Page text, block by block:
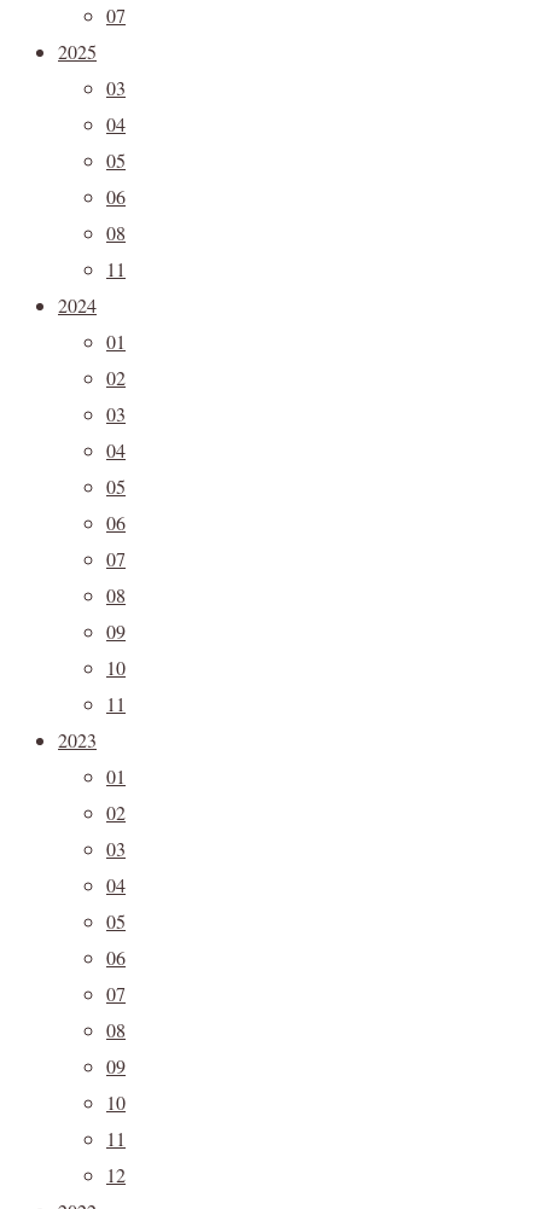
07
2025
03
04
05
06
08
11
2024
01
02
03
04
05
06
07
08
09
10
11
2023
01
02
03
04
05
06
07
08
09
10
11
12